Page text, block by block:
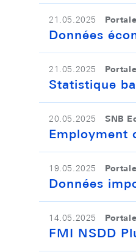
21.05.2025
Données
21.05.2025
Statistique
20.05.2025 SNB
Employment
19.05.2025
Données
14.05.2025
FMI NSDD